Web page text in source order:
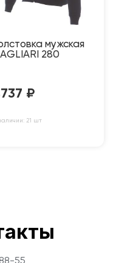
мужская
280
₽
21 шт